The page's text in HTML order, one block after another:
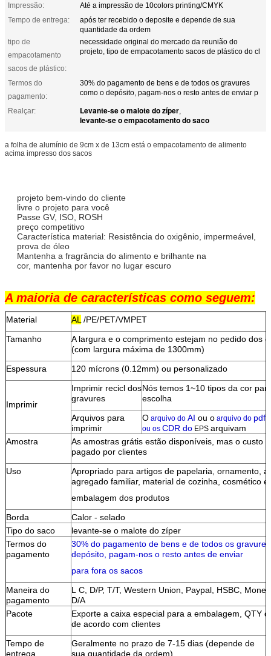
Impressão:
Até a impressão de 10colors printing/CMYK
Tempo de entrega:
após ter recebido o deposite e depende de sua
quantidade da ordem
tipo de
empacotamento
sacos de plástico:
necessidade original do mercado da reunião do
projeto, tipo de empacotamento sacos de plástico do cl
Termos do
pagamento:
30% do pagamento de bens e de todos os gravures
como o depósito, pagam-nos o resto antes de enviar p
Realçar: Levante-se o malote do zíper,
levante-se o empacotamento do saco
a folha de alumínio de 9cm x de 13cm está o empacotamento de alimento
acima impresso dos sacos
projeto bem-vindo do cliente
livre o projeto para você
Passe GV, ISO, ROSH
preço competitivo
Característica material: Resistência do oxigênio, impermeável,
prova de óleo
Mantenha a fragrância do alimento e brilhante na
cor, mantenha por favor no lugar escuro
A maioria de características como seguem:
Material AL /PE/PET/VMPET
Tamanho
A largura e o comprimento estejam no pedido dos
(com largura máxima de 1300mm)
Espessura
120 mícrons (0.12mm) ou personalizado
Imprimir
Imprimir recicl dos
gravures
Nós temos 1~10 tipos da cor
escolha
Arquivos para
imprimir
O arquivo do AI ou o arquivo do pdf
ou os CDR do EPS arquivam
Amostra
As amostras grátis estão disponíveis, mas o custo
pagado por clientes
Uso
Apropriado para artigos de papelaria, ornamento,
agregado familiar, material de cozinha, cosmético
embalagem dos produtos
Borda
Calor - selado
Tipo do saco
levante-se o malote do zíper
Termos do
pagamento
30% do pagamento de bens e de todos os
depósito, pagam-nos o resto antes de enviar
para fora os sacos
Maneira do
pagamento
L C, D/P, T/T, Western Union, Paypal, HSBC,
D/A
Pacote
Exporte a caixa especial para a embalagem, QTY
de acordo com clientes
Tempo de
entrega
Geralmente no prazo de 7-15 dias (depende de
sua quantidade da ordem)